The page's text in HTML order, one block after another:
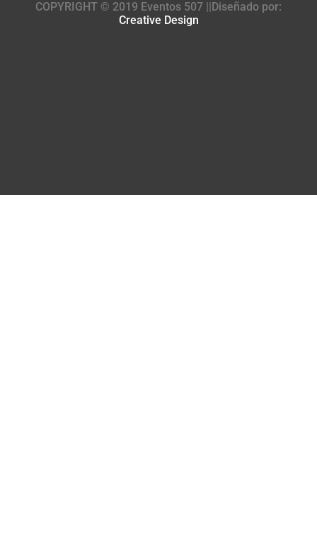
COPYRIGHT © 2019 Eventos 507 ||Diseñado por:
Creative Design